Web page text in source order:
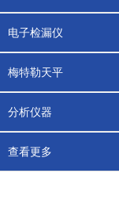
电子检漏仪
梅特勒天平
分析仪器
查看更多